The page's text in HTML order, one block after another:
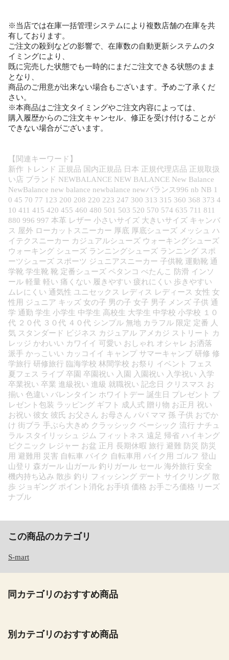
※当店では在庫一括管理システムにより複数店舗の在庫を共
有しております。
ご注文の殺到などの影響で、在庫数の自動更新システムのタ
イミングにより、
既に完売した状態でも一時的にまだご注文できる状態のまま
となり、
商品のご用意が出来ない場合もございます。予めご了承くだ
さい。
※本商品はご注文タイミングやご注文内容によっては、
購入履歴からのご注文キャンセル、修正を受け付けることが
できない場合がございます。
【関連キーワード】
新作 トレンド 正規品 国内正規品 日本 正規代理店品 正規取扱
い店 ブランド NEWBALANCE NEW BALANCE New Balance
NewBalance new balance newbalance newバランス996 nb NB 1
0 45 70 77 123 200 208 220 223 247 300 313 315 360 368 373 4
10 411 415 420 455 460 480 501 503 520 570 574 635 711 811
880 996 997 本革 レザー 小さいサイズ 大きいサイズ キャンバ
ス 屋外 ローカットスニーカー 厚底 厚底シューズ メッシュ ハ
イテクスニーカー カジュアルシューズ ウォーキングシューズ
ウォーキング シューズ ランニングシューズ ランニング スポ
ーツシューズ スポーツ ジュニアスニーカー 子供靴 運動靴 通
学靴 学生靴 靴 定番シューズ ペタンコ ぺたんこ 防滑 インソ
ール 軽量 軽い 痛くない 履きやすい 疲れにくい 歩きやすい
ムレにくい 通気性 ユニセックス レディス レディース 女性 女
性用 ジュニア キッズ 女の子 男の子 女子 男子 メンズ 子供 通
学 通勤 学生 小学生 中学生 高校生 大学生 中学校 小学校 １０
代 ２０代 ３０代 ４０代 シンプル 無地 カラフル 限定 定番 人
気 スタンダード ビジネス カジュアル アメカジ ストリート カ
レッジ かわいい カワイイ 可愛い おしゃれ オシャレ お洒落
派手 かっこいい カッコイイ キャンプ サマーキャンプ 研修 修
学旅行 研修旅行 臨海学校 林間学校 お祭り イベント フェス
夏フェス ライブ 卒園 卒園祝い 入園 入園祝い 入学祝い 入学
卒業祝い 卒業 進級祝い 進級 就職祝い 記念日 クリスマス お
揃い 色違い バレンタイン ホワイトデー 誕生日 プレゼント プ
レゼント包装 ラッピング ギフト 成人式 贈り物 お正月 祝い
お祝い 彼女 彼氏 お父さん お母さん パパ ママ 孫 子供 おでか
け 街ブラ 手ぶら大きめ クラッシック ベーシック 流行 ナチュ
ラル スタイリッシュ ジム フィットネス 遠足 帰省 ハイキング
ピクニック レジャー お盆 正月 長期休暇 旅行 避難 防災 防災
用 避難用 災害 自転車 バイク 自転車用 バイク用 ゴルフ 登山
山登り 森ガール 山ガール 釣りガール セール 海外旅行 安全
機内持ち込み 散歩 釣り フィッシング デート サイクリング 散
歩 ジョギング ポイント消化 お手頃 価格 お手ごろ価格 リーズ
ナブル
この商品のカテゴリ
S-mart
同カテゴリのおすすめ商品
別カテゴリのおすすめ商品